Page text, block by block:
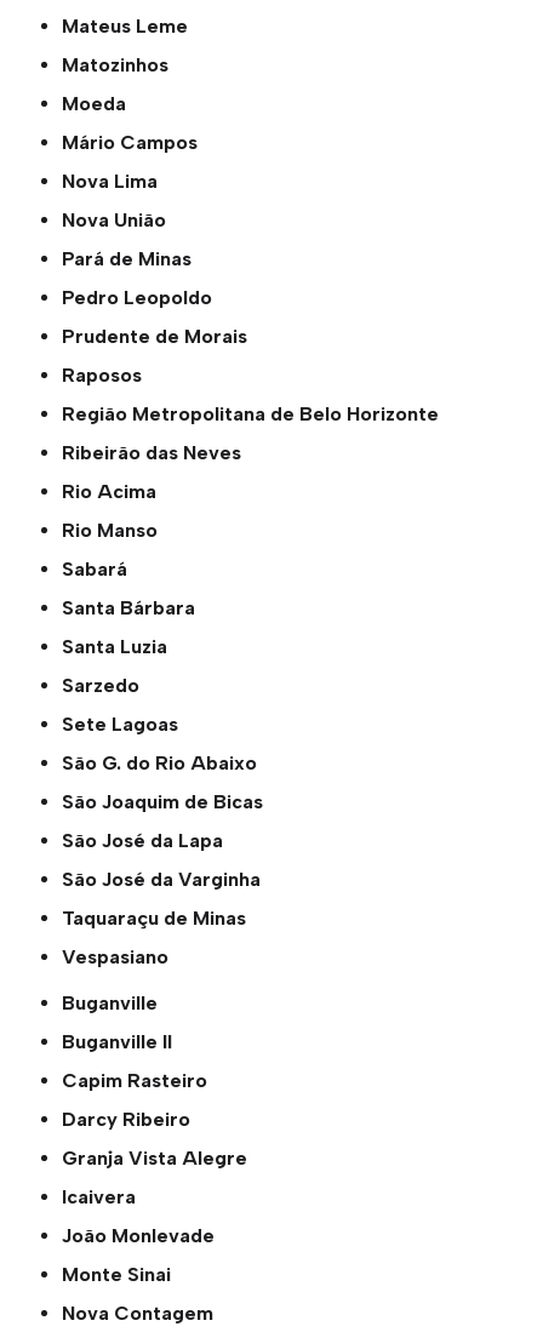
Mateus Leme
Matozinhos
Moeda
Mário Campos
Nova Lima
Nova União
Pará de Minas
Pedro Leopoldo
Prudente de Morais
Raposos
Região Metropolitana de Belo Horizonte
Ribeirão das Neves
Rio Acima
Rio Manso
Sabará
Santa Bárbara
Santa Luzia
Sarzedo
Sete Lagoas
São G. do Rio Abaixo
São Joaquim de Bicas
São José da Lapa
São José da Varginha
Taquaraçu de Minas
Vespasiano
Buganville
Buganville ll
Capim Rasteiro
Darcy Ribeiro
Granja Vista Alegre
Icaivera
João Monlevade
Monte Sinai
Nova Contagem